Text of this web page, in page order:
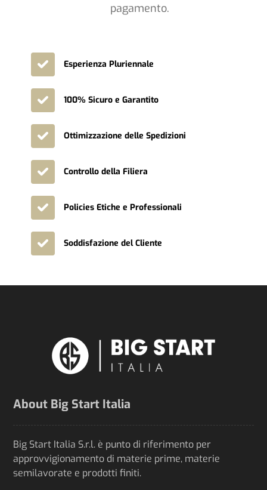
pagamento.
Esperienza Pluriennale
100% Sicuro e Garantito
Ottimizzazione delle Spedizioni
Controllo della Filiera
Policies Etiche e Professionali
Soddisfazione del Cliente
About Big Start Italia
Big Start Italia S.r.l. è punto di riferimento per
approvvigionamento di materie prime, materie
semilavorate e prodotti finiti.